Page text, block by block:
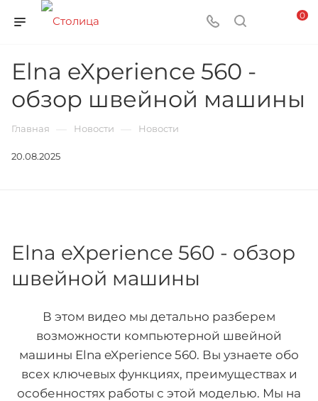
0
Elna eXperience 560 -
обзор швейной машины
Главная Новости Новости
20.08.2025
Elna eXperience 560 - обзор
швейной машины
В этом видео мы детально разберем
возможности компьютерной швейной
машины Elna eXperience 560. Вы узнаете обо
всех ключевых функциях, преимуществах и
особенностях работы с этой моделью. Мы на